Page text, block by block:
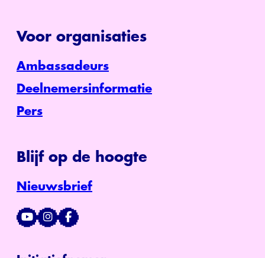
Voor organisaties
Ambassadeurs
Deelnemersinformatie
Pers
Blijf op de hoogte
Nieuwsbrief